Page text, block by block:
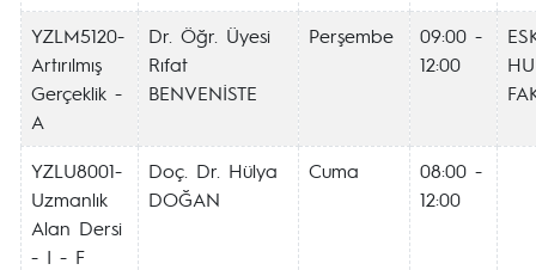
YZLM5120-
Artırılmış
Gerçeklik -
A
Dr. Öğr. Üyesi
Rıfat
BENVENİSTE
Perşembe
09:00 -
12:00
YZLU8001-
Uzmanlık
Alan Dersi
- I - F
Doç. Dr. Hülya
DOĞAN
Cuma
08:00 -
12:00